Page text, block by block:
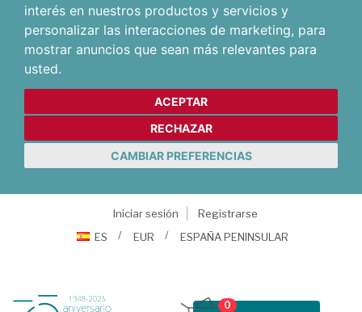
interés en nuestros productos y servicios y
personalizar las interacciones de marketing, para
mostrar anuncios que sean más relevantes para
usted.
ACEPTAR
RECHAZAR
CAMBIAR PREFERENCIAS
Iniciar sesión
Registrarse
ES
EUR ESPAÑA PENINSULAR
0